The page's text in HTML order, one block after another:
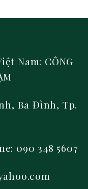
Nam: CÔNG
Ba Đình, Tp.
090 348 5607